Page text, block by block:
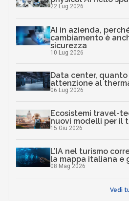
22 Lug 2026
AI in azienda,
cambiamento è
sicurezza
10 Lug 2026
Data center, quanto
attenzione al
06 Lug 2026
Ecosistemi travel-
nuovi modelli per il
15 Giu 2026
L’IA nel turismo
la mappa italiana e
08 Mag 2026
Vedi